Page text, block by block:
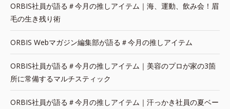
ORBIS社員が語る＃今月の推しアイテム｜海、運動、飲み会！眉
毛の生き残り術
ORBIS Webマガジン編集部が語る＃今月の推しアイテム
ORBIS社員が語る＃今月の推しアイテム｜美容のプロが家の3箇
所に常備するマルチスティック
ORBIS社員が語る＃今月の推しアイテム｜汗っかき社員の夏ベー